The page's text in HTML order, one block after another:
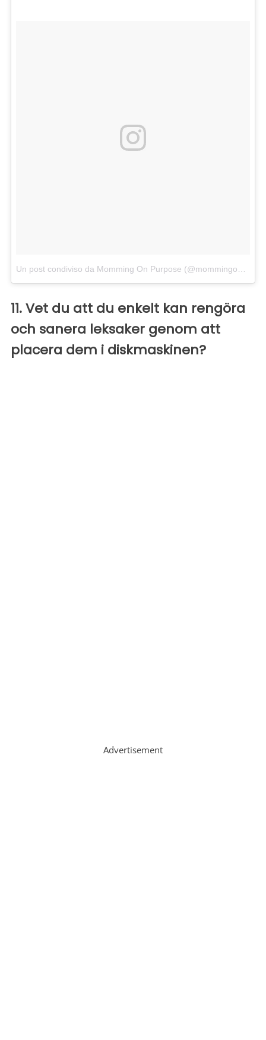
Un post condiviso da Momming On Purpose (@mommingonpurpose)
11. Vet du att du enkelt kan rengöra
och sanera leksaker genom att
placera dem i diskmaskinen?
Advertisement